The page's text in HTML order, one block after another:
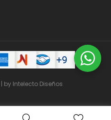
| by Intelecto Diseños